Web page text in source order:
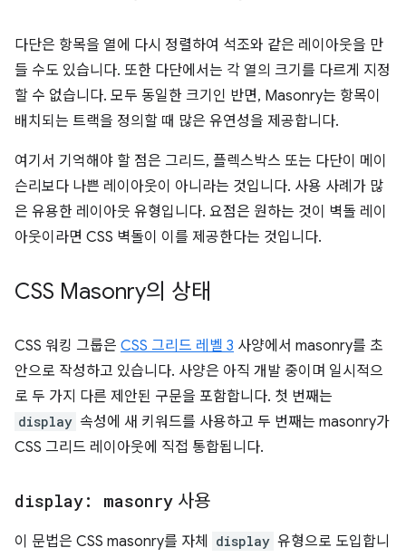
다단은 항목을 열에 다시 정렬하여 석조와 같은 레이아웃을 만
들 수도 있습니다. 또한 다단에서는 각 열의 크기를 다르게 지정
할 수 없습니다. 모두 동일한 크기인 반면, Masonry는 항목이
배치되는 트랙을 정의할 때 많은 유연성을 제공합니다.
여기서 기억해야 할 점은 그리드, 플렉스박스 또는 다단이 메이
슨리보다 나쁜 레이아웃이 아니라는 것입니다. 사용 사례가 많
은 유용한 레이아웃 유형입니다. 요점은 원하는 것이 벽돌 레이
아웃이라면 CSS 벽돌이 이를 제공한다는 것입니다.
CSS Masonry의 상태
CSS 워킹 그룹은 CSS 그리드 레벨 3 사양에서 masonry를 초
안으로 작성하고 있습니다. 사양은 아직 개발 중이며 일시적으
로 두 가지 다른 제안된 구문을 포함합니다. 첫 번째는
display 속성에 새 키워드를 사용하고 두 번째는 masonry가
CSS 그리드 레이아웃에 직접 통합됩니다.
display: masonry 사용
이 문법은 CSS masonry를 자체 display 유형으로 도입합니